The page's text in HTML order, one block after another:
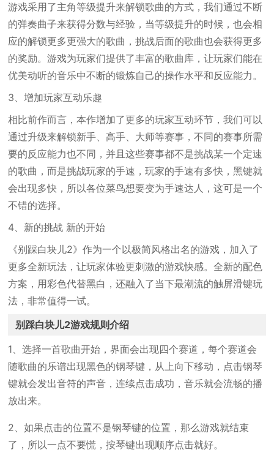
游戏采用了主角等级提升来解锁歌曲的方式，我们通过不断
的弹奏曲子来获得分数与经验，当等级提升的时候，也会相
应的解锁更多更强大的歌曲，挑战后面的歌曲也会获得更多
的奖励。游戏为玩家们提供了丰富的歌曲库，让玩家们能在
优美动听的音乐中不断的锻炼自己的操作水平和反应能力。
3、增加玩家互动乐趣
相比前作而言，本作增加了更多的玩家互动环节，我们可以
通过升级来解锁新手、高手、大师等赛事，不同的赛事所需
要的反应能力也不同，并且这些赛事都不是挑战某一个定速
的歌曲，而是挑战玩家的手速，玩家的手速有多快，黑键就
会出现多快，所以各位菜鸟想要变为手速达人，这可是一个
不错的选择。
4、新的挑战 新的开始
《别踩白块儿2》作为一个以极简风格出名的游戏，加入了
更多全新玩法，让玩家体验更刺激的游戏快感。全新的配色
方案，用彩色代替黑白，还融入了当下最潮流的触屏滑键玩
法，非常值得一试。
别踩白块儿2游戏规则介绍
1、选择一首歌曲开始，界面会出现四个赛道，每个赛道会
随歌曲的乐谱出现黑色的钢琴键，从上向下移动，点击钢琴
键就会发出音符的声音，连续点击成功，音乐就会流畅的播
放出来。
2、如果点击的位置不是钢琴键的位置，那么游戏就结束
了，所以一点不要慌，按琴键出现顺序点击就好。